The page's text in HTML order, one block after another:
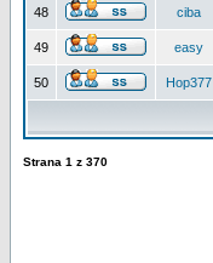
48 ciba
49 easy
50 Hop377
Strana 1 z 370